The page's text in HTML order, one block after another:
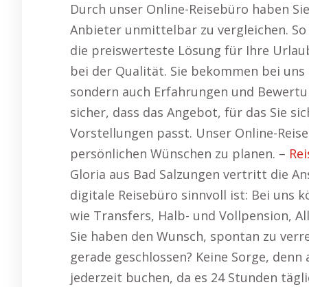
Durch unser Online-Reisebüro haben
Anbieter unmittelbar zu vergleichen.
die preiswerteste Lösung für Ihre
bei der Qualität. Sie bekommen bei
sondern auch Erfahrungen und
sicher, dass das Angebot, für das Sie
Vorstellungen passt. Unser Online-
persönlichen Wünschen zu planen. –
Gloria aus Bad Salzungen vertritt die
digitale Reisebüro sinnvoll ist: Bei uns
wie Transfers, Halb- und Vollpension,
Sie haben den Wunsch, spontan zu
gerade geschlossen? Keine Sorge,
jederzeit buchen, da es 24 Stunden